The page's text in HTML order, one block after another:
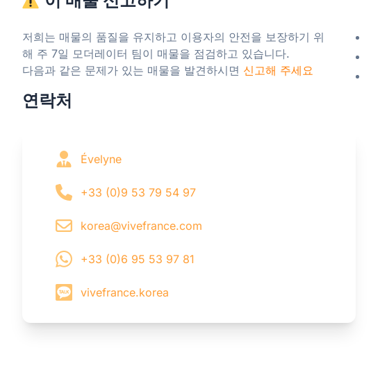
저희는 매물의 품질을 유지하고 이용자의 안전을 보장하기 위
해 주 7일 모더레이터 팀이 매물을 점검하고 있습니다.
다음과 같은 문제가 있는 매물을 발견하시면 신고해 주세요
연락처
Évelyne
+33 (0)9 53 79 54 97
korea@vivefrance.com
+33 (0)6 95 53 97 81
vivefrance.korea